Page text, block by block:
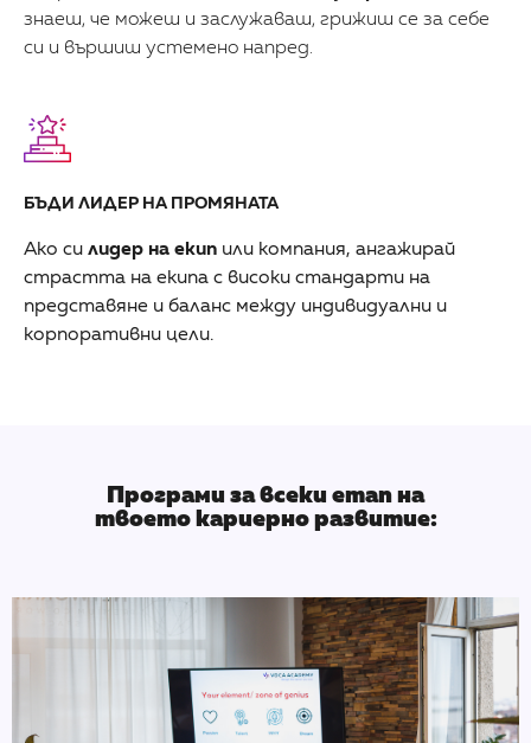
знаеш, че можеш и заслужаваш, грижиш се за себе
си и вършиш устемено напред.
БЪДИ ЛИДЕР НА ПРОМЯНАТА
Ако си лидер на екип или компания, ангажирай
страстта на екипа с високи стандарти на
представяне и баланс между индивидуални и
корпоративни цели.
Програми за всеки етап на
твоето кариерно развитие: